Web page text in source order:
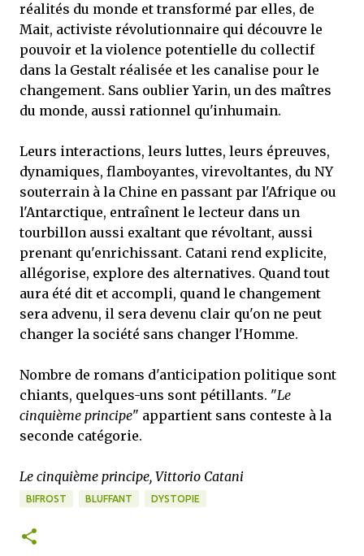
réalités du monde et transformé par elles, de
Mait, activiste révolutionnaire qui découvre le
pouvoir et la violence potentielle du collectif
dans la Gestalt réalisée et les canalise pour le
changement. Sans oublier Yarin, un des maîtres
du monde, aussi rationnel qu'inhumain.
Leurs interactions, leurs luttes, leurs épreuves,
dynamiques, flamboyantes, virevoltantes, du NY
souterrain à la Chine en passant par l'Afrique ou
l'Antarctique, entraînent le lecteur dans un
tourbillon aussi exaltant que révoltant, aussi
prenant qu'enrichissant. Catani rend explicite,
allégorise, explore des alternatives. Quand tout
aura été dit et accompli, quand le changement
sera advenu, il sera devenu clair qu'on ne peut
changer la société sans changer l'Homme.
Nombre de romans d'anticipation politique sont
chiants, quelques-uns sont pétillants. "Le
cinquième principe" appartient sans conteste à la
seconde catégorie.
Le cinquième principe, Vittorio Catani
BIFROST BLUFFANT DYSTOPIE